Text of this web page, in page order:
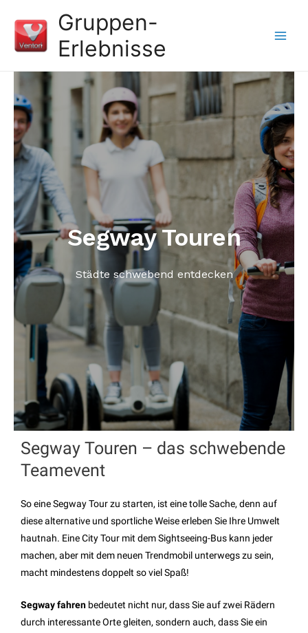
Gruppen-
Erlebnisse
Segway Touren
Städte schwebend entdecken
Segway Touren – das schwebende
Teamevent
So eine Segway Tour zu starten, ist eine tolle Sache, denn auf
diese alternative und sportliche Weise erleben Sie Ihre Umwelt
hautnah. Eine City Tour mit dem Sightseeing-Bus kann jeder
machen, aber mit dem neuen Trendmobil unterwegs zu sein,
macht mindestens doppelt so viel Spaß!
Segway fahren bedeutet nicht nur, dass Sie auf zwei Rädern
durch interessante Orte gleiten, sondern auch, dass Sie ein